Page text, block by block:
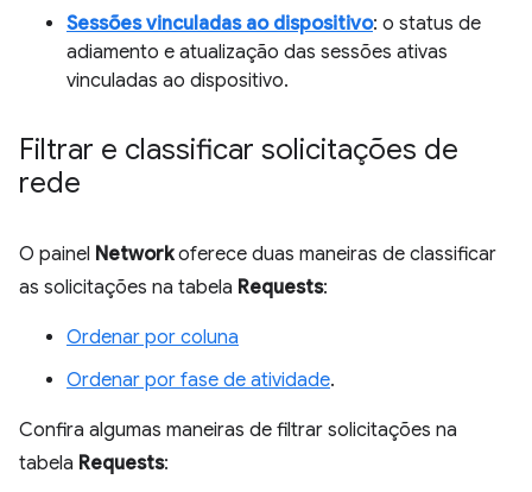
Sessões vinculadas ao dispositivo: o status de
adiamento e atualização das sessões ativas
vinculadas ao dispositivo.
Filtrar e classificar solicitações de
rede
O painel Networkoferece duas maneiras de classificar
as solicitações na tabela Requests:
Ordenar por coluna
Ordenar por fase de atividade.
Confira algumas maneiras de filtrar solicitações na
tabela Requests: